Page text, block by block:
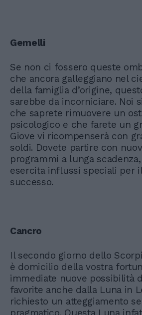
Gemelli
Se non ci fossero queste
che ancora galleggiano nel
della famiglia d’origine,
sarebbe da incorniciare. Noi
che saprete rimuovere un
psicologico e che farete un
Giove vi ricompenserà con
soldi. Dovete partire con
programmi a lunga
esercita influssi speciali per
successo.
Cancro
Il secondo giorno dello
è domicilio della vostra
immediate nuove possibilità
favorite anche dalla Luna in
richiesto un atteggiamento